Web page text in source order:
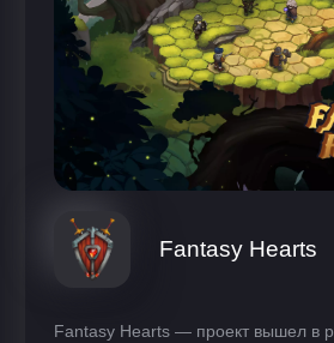
Fantasy Hearts
Fantasy Hearts — проект вышел в